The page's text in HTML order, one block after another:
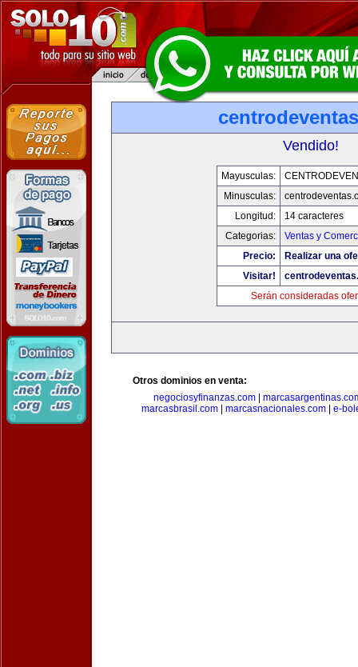
Vendido!
Mayusculas:
Minusculas:
Longitud:
14 caracteres
Categorias:
Ventas y
Precio:
Realizar una
Visitar!
Serán consideradas
Otros dominios en venta:
negociosyfinanzas.com
marcasbrasil.com| marcasnacionales.com| e-